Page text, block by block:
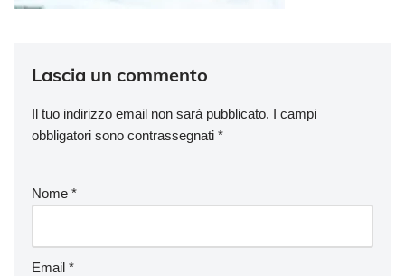
Lascia un commento
Il tuo indirizzo email non sarà pubblicato. I campi
obbligatori sono contrassegnati *
Nome *
Email *